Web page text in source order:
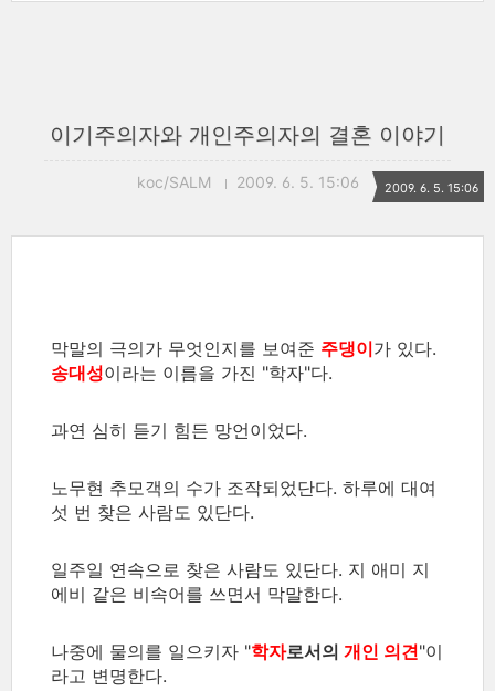
이기주의자와 개인주의자의 결혼 이야기
koc/SALM 2009. 6. 5. 15:06 2009. 6. 5. 15:06
막말의 극의가 무엇인지를 보여준 주댕이가 있다.
송대성이라는 이름을 가진 "학자"다.
과연 심히 듣기 힘든 망언이었다.
노무현 추모객의 수가 조작되었단다. 하루에 대여
섯 번 찾은 사람도 있단다.
일주일 연속으로 찾은 사람도 있단다. 지 애미 지
에비 같은 비속어를 쓰면서 막말한다.
나중에 물의를 일으키자 "학자로서의 개인 의견"이
라고 변명한다.